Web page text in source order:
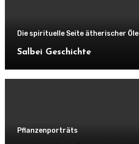
Die spirituelle Seite ätherischer Öle
Salbei Geschichte
Pflanzenporträts